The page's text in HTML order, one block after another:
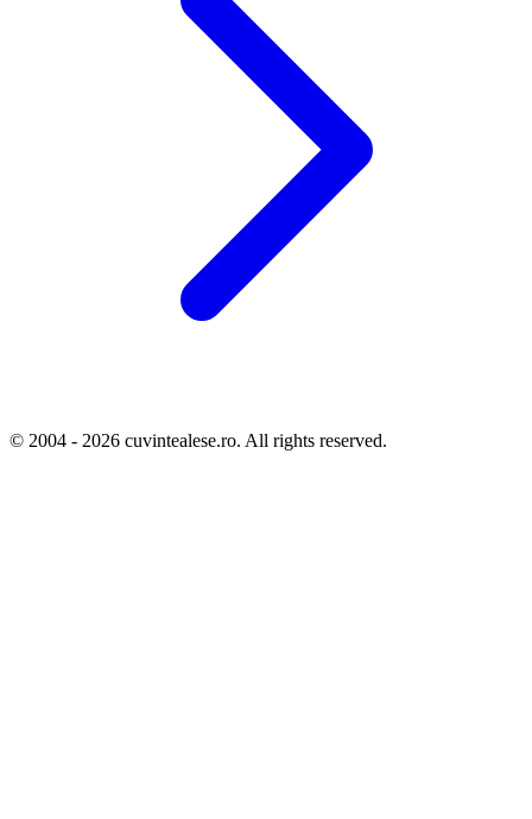
© 2004 - 2026 cuvintealese.ro. All rights reserved.